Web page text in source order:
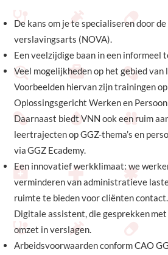
De kans om je te specialiseren door
verslavingsarts (NOVA).
Een veelzijdige baan in een informeel
Veel mogelijkheden op het gebied
Voorbeelden hiervan zijn trainingen
Oplossingsgericht Werken en
Daarnaast biedt VNN ook een ruim
leertrajecten op GGZ-thema’s en
via GGZ Ecademy.
Een innovatief werkklimaat: we
verminderen van administratieve
ruimte te bieden voor cliënten
Digitale assistent, die gesprekken
omzet in verslagen.
Arbeidsvoorwaarden conform CAO